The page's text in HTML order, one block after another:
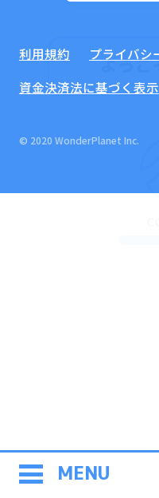
ようこ
MENU
利用規約 プライバシ
資金決済法に基づく表示
© 2020 WonderPlanet Inc.